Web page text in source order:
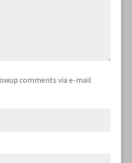
comments via e-mail